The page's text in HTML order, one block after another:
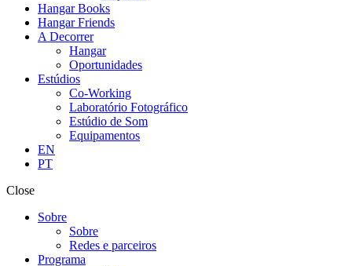
Hangar Books
Hangar Friends
A Decorrer
Hangar
Oportunidades
Estúdios
Co-Working
Laboratório Fotográfico
Estúdio de Som
Equipamentos
EN
PT
Close
Sobre
Sobre
Redes e parceiros
Programa